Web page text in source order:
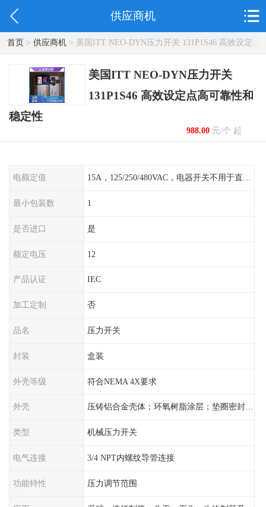
供应商机
首页> 供应商机> 美国ITT NEO-DYN压力开关 131P1S46 高效设定
点高可靠性和稳定性
美国ITT NEO-DYN压力开关
131P1S46 高效设定点高可靠性和
稳定性
988.00元/个 起
电额定值
最小包装数 1
是否进口 是
额定电压 12
产品认证 IEC
加工定制 否
品名 压力开关
封装 盒装
外壳等级 符合NEMA 4X要求
外壳 压铸铝合金壳体；环氧树脂涂层；垫圈密封；卡紧螺丝
类型 机械压力开关
电气连接 3/4 NPT内螺纹导管连接
功能特性 压力调节范围